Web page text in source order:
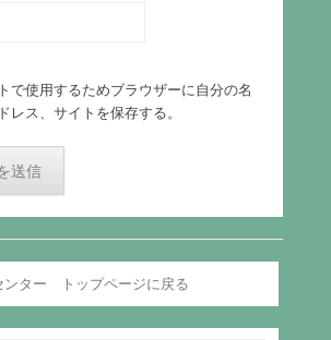
で使用するためブラウザーに自分の名
レス、サイトを保存する。
ンター トップページに戻る